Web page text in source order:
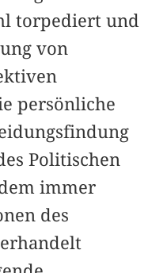
torpediert und
von
persönliche
Politischen
immer
des